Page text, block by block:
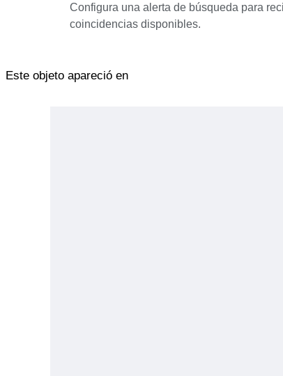
Configura una alerta de búsqueda para
coincidencias disponibles.
Este objeto apareció en